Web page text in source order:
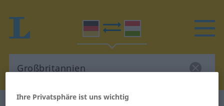
Ihre Privatsphäre ist uns wichtig